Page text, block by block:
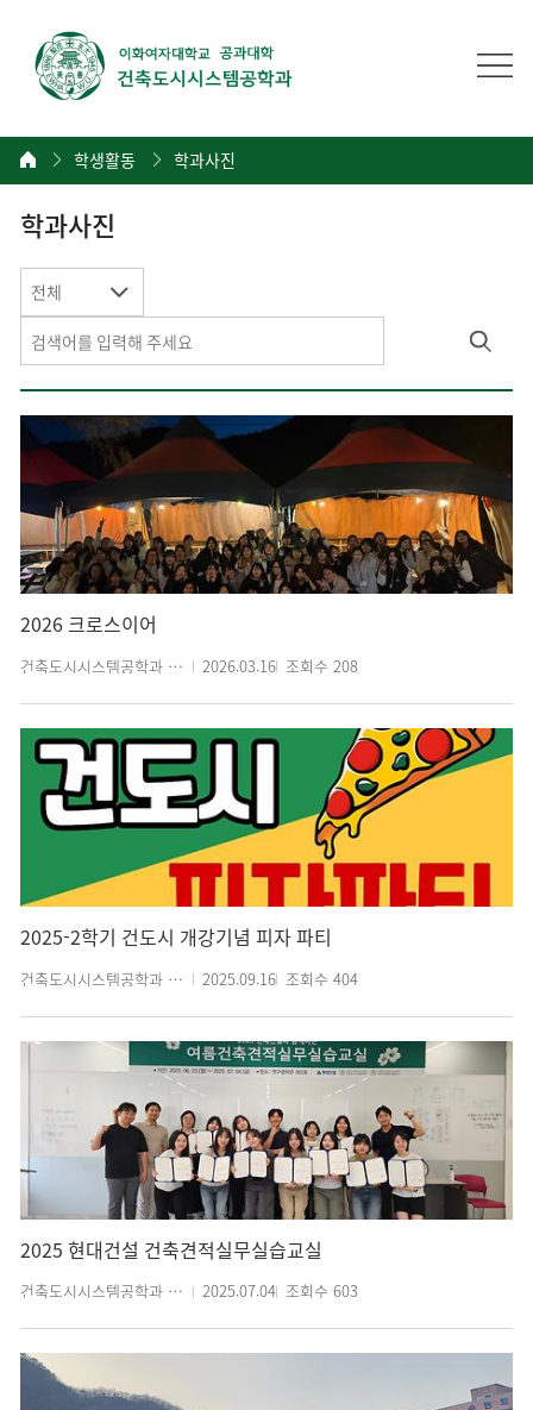
학생활동 학과사진
학과사진
전체
2026 크로스이어
건축도시시스템공학과 관리자 2026.03.16 조회수 208
2025-2학기 건도시 개강기념 피자 파티
건축도시시스템공학과 관리자 2025.09.16 조회수 404
2025 현대건설 건축견적실무실습교실
건축도시시스템공학과 관리자 2025.07.04 조회수 603